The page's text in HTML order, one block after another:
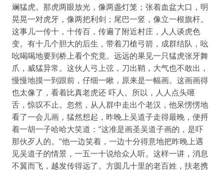
斓猛虎。那虎两眼放光，像两盏灯笼；张着血盆大口，明
晃晃一对虎牙，像两把利剑；尾巴一竖，像立一根旗杆。
这事儿一传十，十传百，传遍了附近村庄，人人谈虎色
变。有十几个胆大的后生，带着刀槍弓箭，成群结队，吆
吆喝喝地要到桥上看个究竟。远远的果见一只猛虎张牙舞
爪，威猛异常。这伙人弓上弦，刀出鞘，大气也不敢出，
慢慢地摸一到跟前，仔细一瞅，原来是一幅画。这画画得
也太像了，看着比真老虎还 吓人。所以，人人点头咂
舌，惊叹不止。忽然，从人群中走出个老汉，他呆愣愣地
看了一会儿画，猛然想起，昨晚上吴道子走得最晚，便捋
着一胡一子哈哈大笑道：“这准是画圣吴道子画的，是吓
那伙歹人的。”他一边笑着，一边十分得意地把昨晚上遇
见吴道子的情景，一五一十说给众人听。这样一讲，消息
不翼而飞，越发传得远了。方圆几十里的老百姓，扶老携